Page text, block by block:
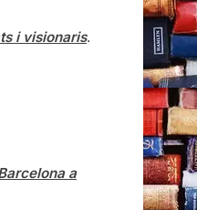
i visionaris.
a